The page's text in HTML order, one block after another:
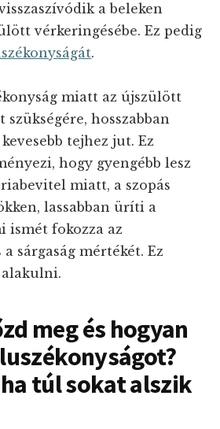
a beleken
vérkeringésébe. Ez pedig
.
miatt az újszülött
szükségére, hosszabban
tejhez jut. Ez
hogy gyengébb lesz
miatt, a szopás
lassabban üríti a
ismét fokozza az
a sárgaság mértékét. Ez
meg és hogyan
túl sokat alszik